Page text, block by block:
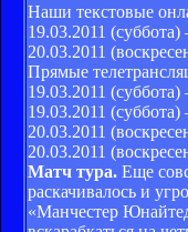
Наши текстовые
19.03.2011 (суббота)
20.03.2011
Прямые
19.03.2011 (суббота)
19.03.2011 (суббота)
20.03.2011
20.03.2011
Матч тура. Еще
раскачивалось и
«Манчестер